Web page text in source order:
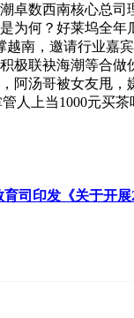
卓数西南核心总
为何？好莱坞全
越南，邀请行业嘉
极联袂海潮等合
阿汤哥被女友甩
管人上当1000元
司印发《关于开展